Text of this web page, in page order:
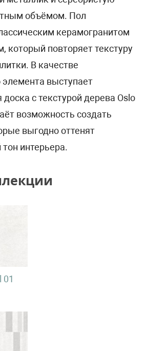
объёмом. Пол
керамогранитом
который повторяет текстуру
В качестве
элемента выступает
с текстурой дерева Oslo
возможность создать
выгодно оттенят
интерьера.
01